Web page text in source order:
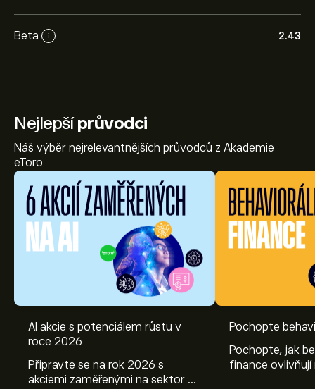
Beta i 2.43
Nejlepšíprůvodci
Náš výběr nejrelevantnějších průvodců z Akademie
eToro
AI akcie s potenciálem růstu v
roce 2026
Připravte se na rok 2026 s
akciemi zaměřenými na sektor AI.
Pochopte
Pochopte, jak
finance